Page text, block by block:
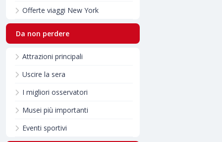
Offerte viaggi New York
Da non perdere
Attrazioni principali
Uscire la sera
I migliori osservatori
Musei più importanti
Eventi sportivi